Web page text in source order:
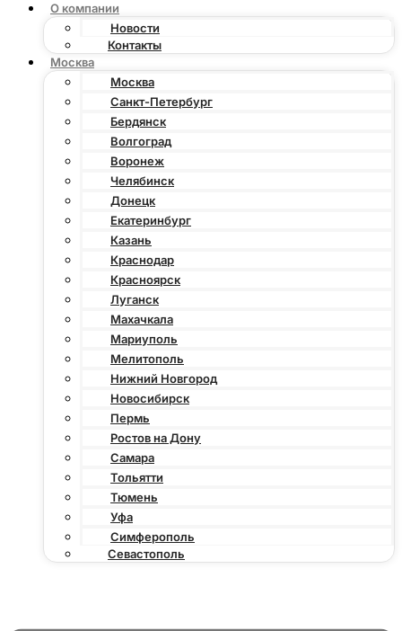
О компании
Новости
Контакты
Москва
Москва
Санкт-Петербург
Бердянск
Волгоград
Воронеж
Челябинск
Донецк
Екатеринбург
Казань
Краснодар
Красноярск
Луганск
Махачкала
Мариуполь
Мелитополь
Нижний Новгород
Новосибирск
Пермь
Ростов на Дону
Самара
Тольятти
Тюмень
Уфа
Симферополь
Севастополь